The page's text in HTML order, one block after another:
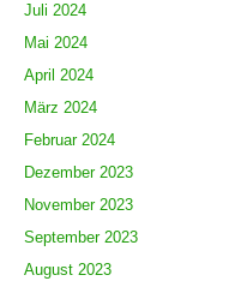
Juli 2024
Mai 2024
April 2024
März 2024
Februar 2024
Dezember 2023
November 2023
September 2023
August 2023